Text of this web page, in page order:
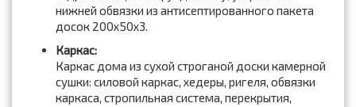
нижней обвязки из антисептированного пакета
досок 200x50x3.
Каркас:
Каркас дома из сухой строганой доски камерной
сушки: силовой каркас, хедеры, ригеля, обвязки
каркаса, стропильная система, перекрытия,